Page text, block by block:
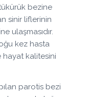
bezine
sinir liflerinin
ulaşmasıdır.
kez hasta
kalitesini
parotis bezi